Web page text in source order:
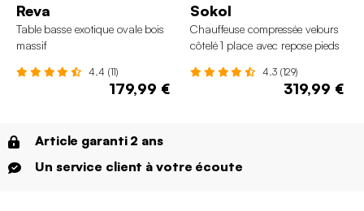
Reva
Table basse exotique ovale bois
massif
4.4 (11)
179,99 €
Sokol
Chauffeuse compressée velours
côtelé 1 place avec repose pieds
4.3 (129)
319,99 €
Article garanti 2 ans
Un service client à votre écoute